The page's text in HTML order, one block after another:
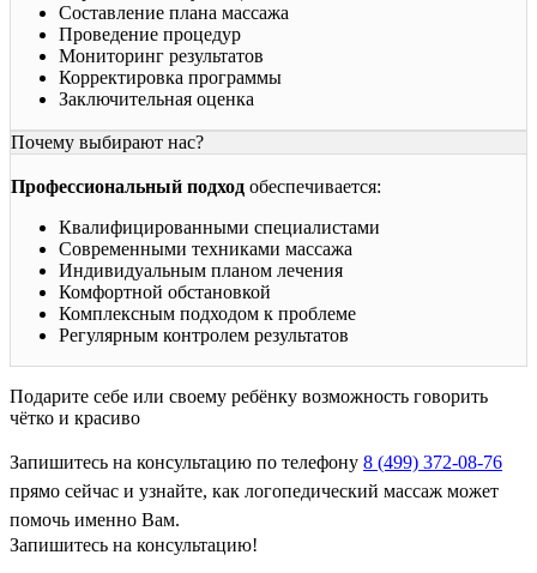
Составление плана массажа
Проведение процедур
Мониторинг результатов
Корректировка программы
Заключительная оценка
Почему выбирают нас?
Профессиональный подход обеспечивается:
Квалифицированными специалистами
Современными техниками массажа
Индивидуальным планом лечения
Комфортной обстановкой
Комплексным подходом к проблеме
Регулярным контролем результатов
Подарите себе или своему ребёнку возможность говорить
чётко и красиво
Запишитесь на консультацию по телефонy 8 (499) 372-08-76
прямо сейчас и узнайте, как логопедический массаж может
помочь именно Вам.
Запишитесь на консультацию!